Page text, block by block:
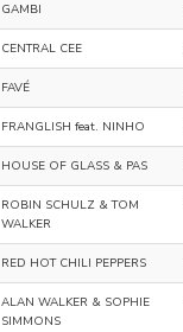
GAMBI
CENTRAL CEE
FAVÉ
FRANGLISH feat. NINHO
HOUSE OF GLASS & PAS
ROBIN SCHULZ & TOM
WALKER
RED HOT CHILI PEPPERS
ALAN WALKER & SOPHIE
SIMMONS